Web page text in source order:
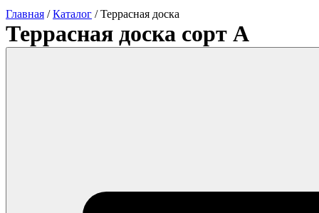
Главная /Каталог /Террасная доска
Террасная доска сорт А